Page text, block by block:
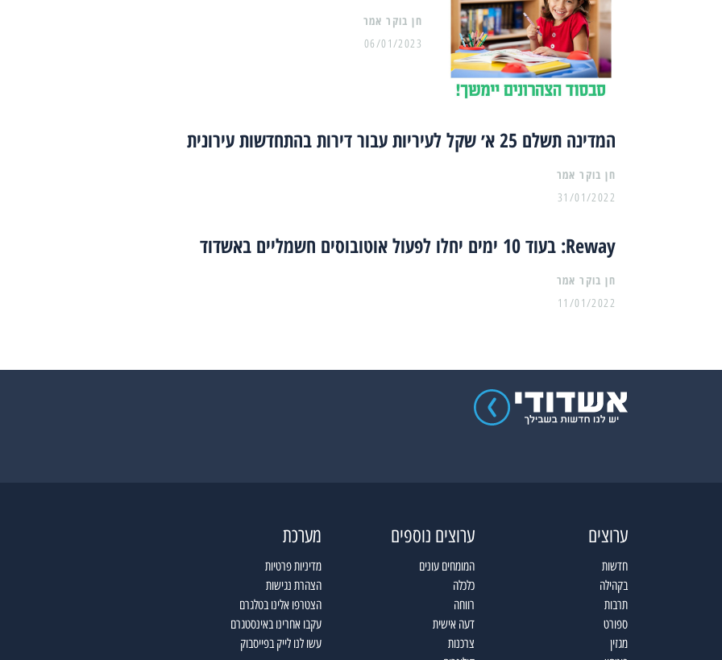
06/01/2023
המדינה תשלם 25 א׳ שקל לעיריות עבור דירות בהתחדשות עירונית
31/01/2022
Reway: בעוד 10 ימים יחלו לפעול אוטובוסים חשמליים באשדוד
11/01/2022
ערוצים
חדשות
בקהילה
תרבות
ספורט
מגזין
ערוצים נוספים
המומחים עונים
כלכלה
רווחה
דעה אישית
צרכנות
מערכת
מדיניות פרטיות
הצהרת נגישות
הצטרפו אלינו בטלגרם
עקבו אחרינו באינסטגרם
עשו לנו לייק בפייסבוק